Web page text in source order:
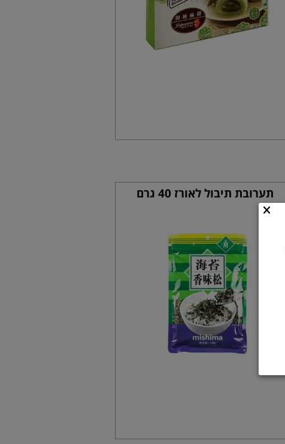
תערובת תיבול לאורז 40 גרם